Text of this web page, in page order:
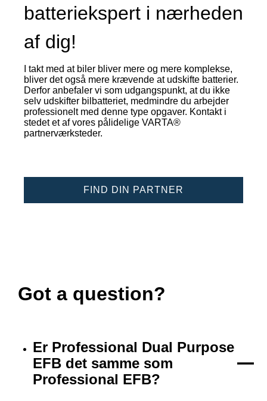
batteriekspert i nærheden
af dig!
I takt med at biler bliver mere og mere komplekse,
bliver det også mere krævende at udskifte batterier.
Derfor anbefaler vi som udgangspunkt, at du ikke
selv udskifter bilbatteriet, medmindre du arbejder
professionelt med denne type opgaver. Kontakt i
stedet et af vores pålidelige VARTA®
partnerværksteder.
FIND DIN PARTNER
Got a question?
Er Professional Dual Purpose
EFB det samme som
Professional EFB?